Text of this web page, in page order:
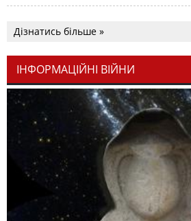
Дізнатись більше »
ІНФОРМАЦІЙНІ ВІЙНИ